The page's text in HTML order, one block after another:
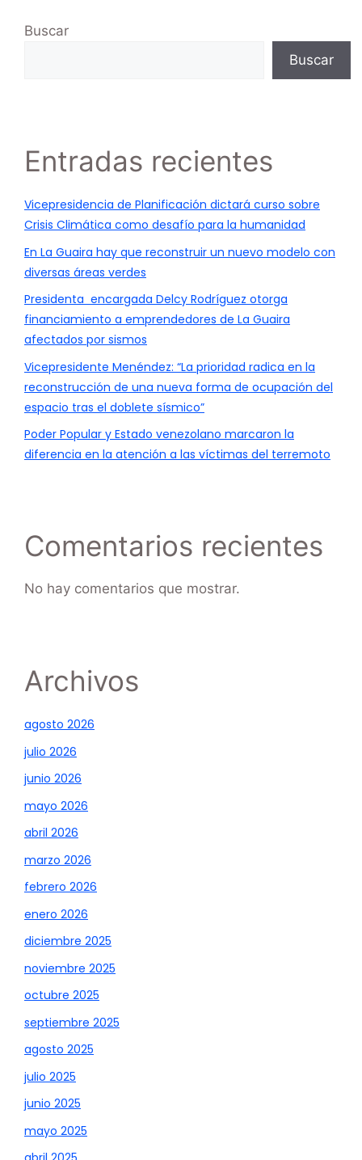
Buscar
Buscar
Entradas recientes
Vicepresidencia de Planificación dictará curso sobre
Crisis Climática como desafío para la humanidad
En La Guaira hay que reconstruir un nuevo modelo con
diversas áreas verdes
Presidenta encargada Delcy Rodríguez otorga
financiamiento a emprendedores de La Guaira
afectados por sismos
Vicepresidente Menéndez: “La prioridad radica en la
reconstrucción de una nueva forma de ocupación del
espacio tras el doblete sísmico”
Poder Popular y Estado venezolano marcaron la
diferencia en la atención a las víctimas del terremoto
Comentarios recientes
No hay comentarios que mostrar.
Archivos
agosto 2026
julio 2026
junio 2026
mayo 2026
abril 2026
marzo 2026
febrero 2026
enero 2026
diciembre 2025
noviembre 2025
octubre 2025
septiembre 2025
agosto 2025
julio 2025
junio 2025
mayo 2025